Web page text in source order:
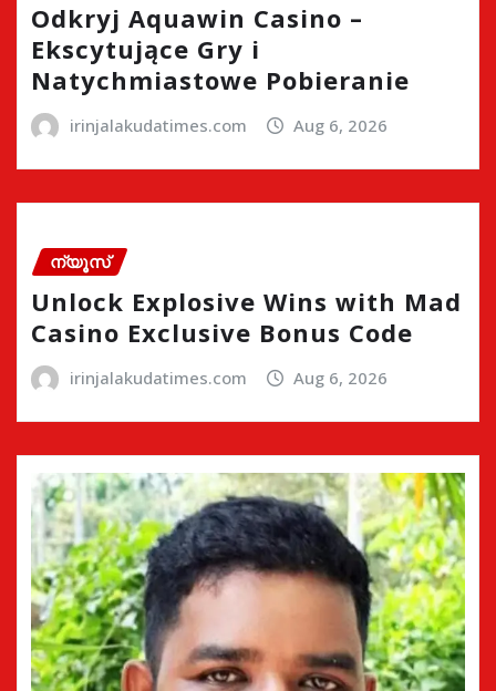
Odkryj Aquawin Casino –
Ekscytujące Gry i
Natychmiastowe Pobieranie
irinjalakudatimes.com Aug 6, 2026
ന്യൂസ്
Unlock Explosive Wins with Mad
Casino Exclusive Bonus Code
irinjalakudatimes.com Aug 6, 2026